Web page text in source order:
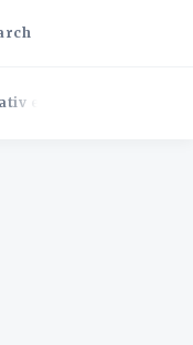
effektivitet